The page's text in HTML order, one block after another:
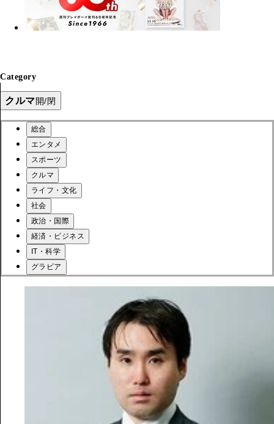
Category
クルマ開/閉
総合
エンタメ
スポーツ
クルマ
ライフ・文化
社会
政治・国際
経済・ビジネス
IT・科学
グラビア